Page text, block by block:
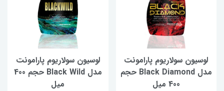
لوسیون سولاریوم پارامونت
مدل Black Diamond حجم
400 میل
لوسیون سولاریوم پارامونت
مدل Black Wild حجم 400
میل